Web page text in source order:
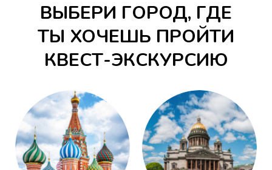
ВЫБЕРИ ГОРОД, ГДЕ
ТЫ ХОЧЕШЬ ПРОЙТИ
КВЕСТ-ЭКСКУРСИЮ